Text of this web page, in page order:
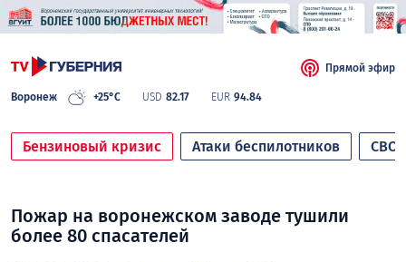
Воронеж +25°C USD 82.17 EUR 94.84
Прямой эфир
Бензиновый кризис Атаки беспилотников СВО
Пожар на воронежском заводе тушили
более 80 спасателей